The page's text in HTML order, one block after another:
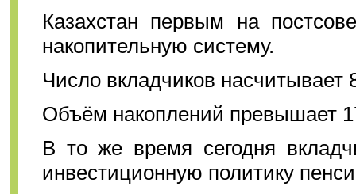
Казахстан первым на
накопительную систему.
Число вкладчиков насчитывает
Объём накоплений превышает
В то же время сегодня
инвестиционную политику